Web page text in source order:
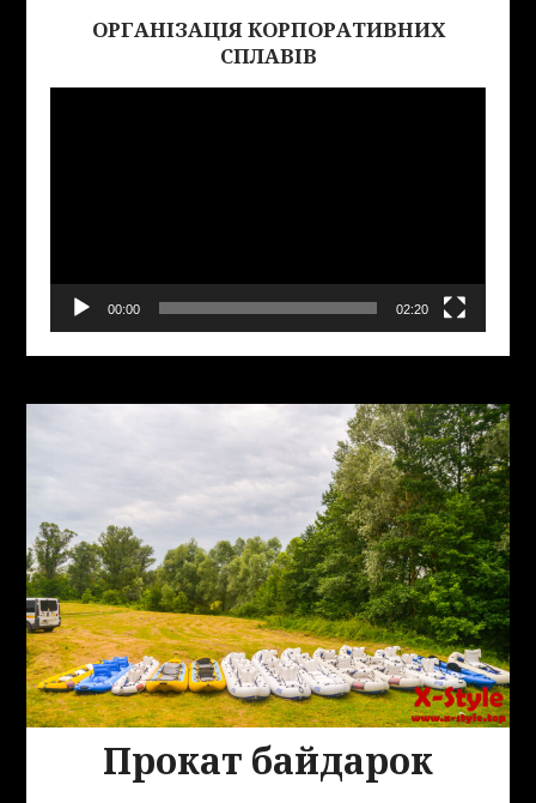
ОРГАНІЗАЦІЯ КОРПОРАТИВНИХ
СПЛАВІВ
00:00 02:20
Прокат байдарок